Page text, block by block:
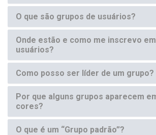
O que são grupos de usuários?
Onde estão e como me inscrevo
usuários?
Como posso ser líder de um grupo?
Por que alguns grupos aparecem
cores?
O que é um “Grupo padrão”?